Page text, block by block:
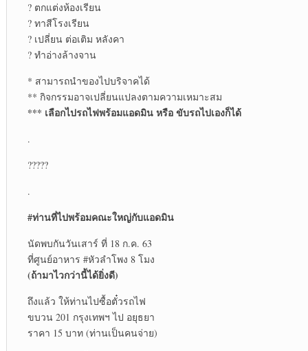
? ตกแต่งห้องเรียน
? ทาสีโรงเรียน
? เปลี่ยน ต่อเติม หลังคา
? ทำอ่างล้างจาน
* สามารถนำของไปบริจาคได้
** กิจกรรมอาจเปลี่ยนแปลงตามความเหมาะสม
*** เลือกไปรถไฟพร้อมแอดมิน หรือ ขับรถไปเองก็ได้
.
?????
.
#ท่านที่ไปพร้อมคณะใหญ่กับแอดมิน
นัดพบกันวันเสาร์ ที่ 18 ก.ค. 63
ที่ศูนย์อาหาร #หัวลำโพง 8 โมง
(ถ้ามาไวกว่านี้ได้ยิ่งดี)
ถึงแล้ว ให้ท่านไปซื้อตั๋วรถไฟ
ขบวน 201 กรุงเทพฯ ไป อยุธยา
ราคา 15 บาท (ท่านเป็นคนจ่าย)